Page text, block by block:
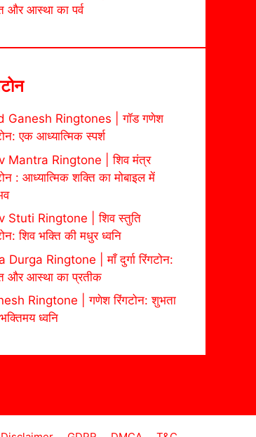
और आस्था का पर्व
Ganesh Ringtones | गॉड गणेश
एक आध्यात्मिक स्पर्श
Mantra Ringtone | शिव मंत्र
: आध्यात्मिक शक्ति का मोबाइल में
Stuti Ringtone | शिव स्तुति
शिव भक्ति की मधुर ध्वनि
Durga Ringtone | माँ दुर्गा रिंगटोन:
और आस्था का प्रतीक
Ringtone | गणेश रिंगटोन: शुभता
ध्वनि